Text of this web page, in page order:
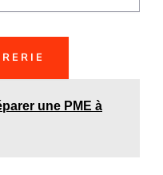
une PME à